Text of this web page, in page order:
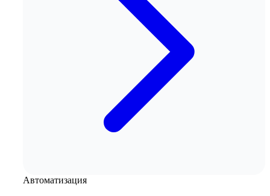
Автоматизация